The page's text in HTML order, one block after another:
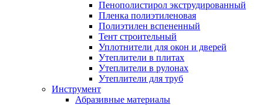
Пенополистирол экструдированный
Пленка полиэтиленовая
Полиэтилен вспененный
Тент строительный
Уплотнители для окон и дверей
Утеплители в плитах
Утеплители в рулонах
Утеплители для труб
Инструмент
Абразивные материалы